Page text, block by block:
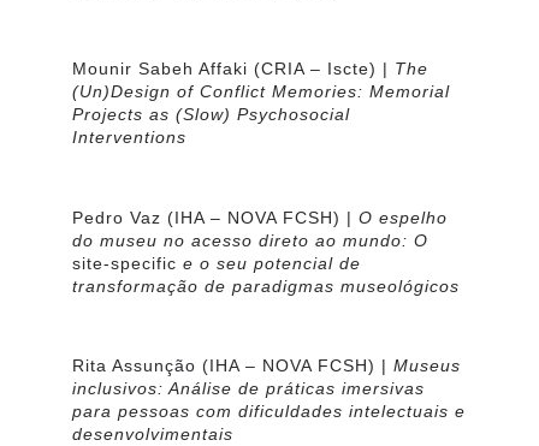
Mounir Sabeh Affaki (CRIA – Iscte) | The
(Un)Design of Conflict Memories: Memorial
Projects as (Slow) Psychosocial
Interventions
Pedro Vaz (IHA – NOVA FCSH) | O espelho
do museu no acesso direto ao mundo: O
site-specific e o seu potencial de
transformação de paradigmas museológicos
Rita Assunção (IHA – NOVA FCSH) | Museus
inclusivos: Análise de práticas imersivas
para pessoas com dificuldades intelectuais e
desenvolvimentais